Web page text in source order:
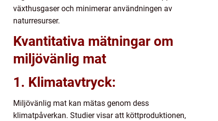
växthusgaser och minimerar användningen av
naturresurser.
Kvantitativa mätningar om
miljövänlig mat
1. Klimatavtryck:
Miljövänlig mat kan mätas genom dess
klimatpåverkan. Studier visar att köttproduktionen,